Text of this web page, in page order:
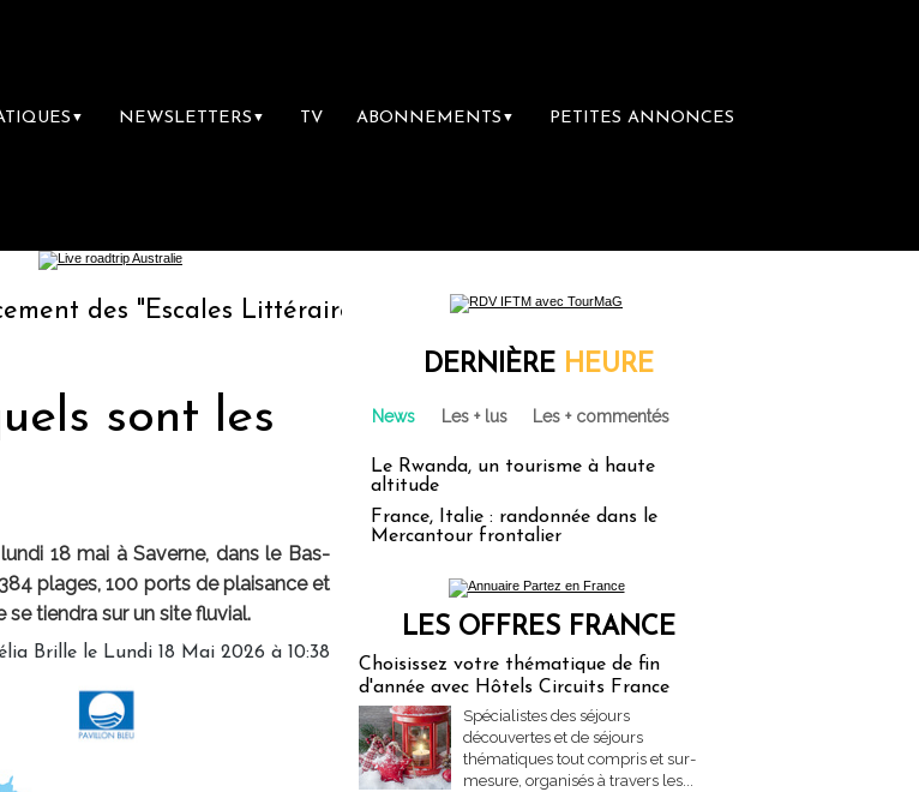
▼ NEWSLETTERS ▼ TV ABONNEMENTS ▼ PETITES ANNONCES
"Escales Littéraires", la première librairie du voyage
sont les
18 mai à Saverne, dans le Bas-
plages, 100 ports de plaisance et
tiendra sur un site fluvial.
Brille le Lundi 18 Mai 2026 à 10:38
DERNIÈRE HEURE
News Les + lus Les + commentés
Le Rwanda, un tourisme à haute
altitude
France, Italie : randonnée dans le
Mercantour frontalier
LES OFFRES FRANCE
Choisissez votre thématique de fin
d'année avec Hôtels Circuits France
Spécialistes des séjours
découvertes et de séjours
thématiques tout compris et sur-
mesure, organisés à travers les...